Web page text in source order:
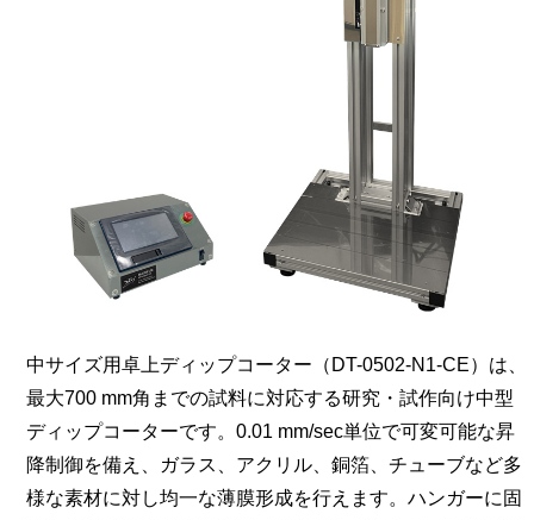
中サイズ用卓上ディップコーター（DT-0502-N1-CE）は、
最大700 mm角までの試料に対応する研究・試作向け中型
ディップコーターです。0.01 mm/sec単位で可変可能な昇
降制御を備え、ガラス、アクリル、銅箔、チューブなど多
様な素材に対し均一な薄膜形成を行えます。ハンガーに固